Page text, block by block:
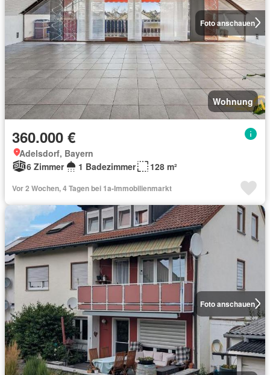
Foto anschauen
Wohnung
360.000 €
Adelsdorf, Bayern
6 Zimmer
1 Badezimmer 128 m²
Vor 2 Wochen, 4 Tagen bei 1a-Immobilienmarkt
Foto anschauen